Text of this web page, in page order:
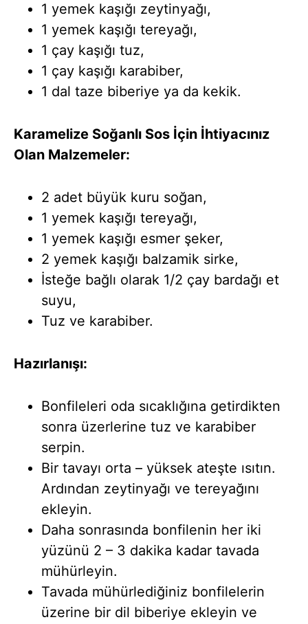
1 yemek kaşığı zeytinyağı,
1 yemek kaşığı tereyağı,
1 çay kaşığı tuz,
1 çay kaşığı karabiber,
1 dal taze biberiye ya da kekik.
Karamelize Soğanlı Sos İçin İhtiyacınız
Olan Malzemeler:
2 adet büyük kuru soğan,
1 yemek kaşığı tereyağı,
1 yemek kaşığı esmer şeker,
2 yemek kaşığı balzamik sirke,
İsteğe bağlı olarak 1/2 çay bardağı et
suyu,
Tuz ve karabiber.
Hazırlanışı:
Bonfileleri oda sıcaklığına getirdikten
sonra üzerlerine tuz ve karabiber
serpin.
Bir tavayı orta – yüksek ateşte ısıtın.
Ardından zeytinyağı ve tereyağını
ekleyin.
Daha sonrasında bonfilenin her iki
yüzünü 2 – 3 dakika kadar tavada
mühürleyin.
Tavada mühürlediğiniz bonfilelerin
üzerine bir dil biberiye ekleyin ve